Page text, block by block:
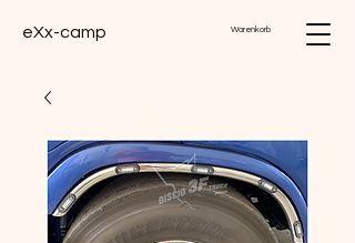
eXx-camp Warenkorb